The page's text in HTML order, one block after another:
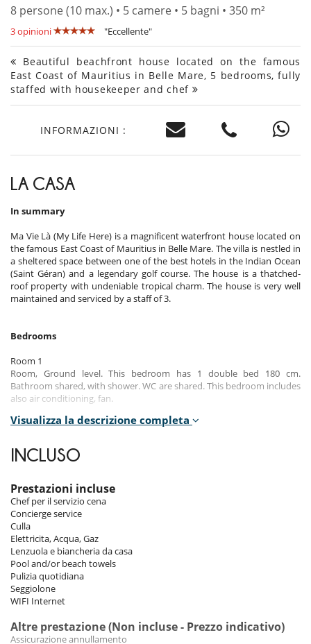
8 persone (10 max.) • 5 camere • 5 bagni • 350 m²
3 opinioni "Eccellente"
Beautiful beachfront house located on the famous
East Coast of Mauritius in Belle Mare, 5 bedrooms, fully
staffed with housekeeper and chef
INFORMAZIONI :
LA CASA
In summary
Ma Vie Là (My Life Here) is a magnificent waterfront house located on
the famous East Coast of Mauritius in Belle Mare. The villa is nestled in
a sheltered space between one of the best hotels in the Indian Ocean
(Saint Géran) and a legendary golf course. The house is a thatched-
roof property with undeniable tropical charm. The house is very well
maintained and serviced by a staff of 3.
Bedrooms
Room 1
Room, Ground level. This bedroom has 1 double bed 180 cm.
Bathroom shared, with shower. WC are shared. This bedroom includes
also air conditioning, fan.
Room 2
private, with shower. WC in the bathroom. This bedroom includes also
air conditioning, fan.
Room 3
Room, 1st floor. This bedroom has 2 twin beds Super king size.
Bathroom private, with shower. WC in the bathroom. This bedroom
includes also air conditioning, fan.
Room 4
Room, 1st floor. This bedroom has 1 double bed 180 cm. Bathroom
private, with shower. WC in the bathroom. This bedroom includes also
air conditioning, fan, balcony.
Room, 1st floor. This bedroom has 1 double bed 180 cm. Bathroom
private, with 2 washbasins, bathtub, shower. WC in the bathroom. This
Visualizza la descrizione completa
INCLUSO
Prestazioni incluse
Chef per il servizio cena
Concierge service
Culla
Elettricita, Acqua, Gaz
Lenzuola e biancheria da casa
Pool and/or beach towels
Pulizia quotidiana
Seggiolone
WIFI Internet
Altre prestazione (Non incluse - Prezzo indicativo)
Assicurazione annullamento